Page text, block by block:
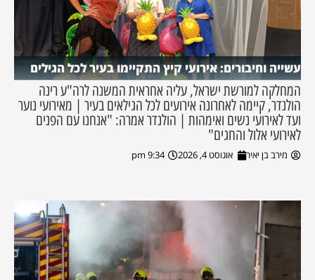
עשייה וחיבורים: אירועי קיץ התקיימו בעיר לכל הגילים
המחלקה למורשת ישראל, עליה אחראית המשנה לרה"ע רינה
הולנדר, קיימה לאחרונה אירועים לכל הגילאים בעיר | מאירועי נוער
ועד לאירועי נשים ואימהות | הולנדר אמרה: "אנחנו עם הפנים
לאירועי אלול והחגים"
מירב בן יאיר אוגוסט 4, 2026 9:34 pm